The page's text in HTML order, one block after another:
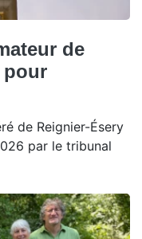
de
pour
de Reignier-Ésery
par le tribunal